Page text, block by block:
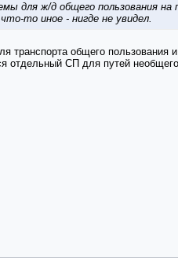
для ж/д общего пользования
то иное - нигде не увидел.
транспорта общего пользования
СП для путей